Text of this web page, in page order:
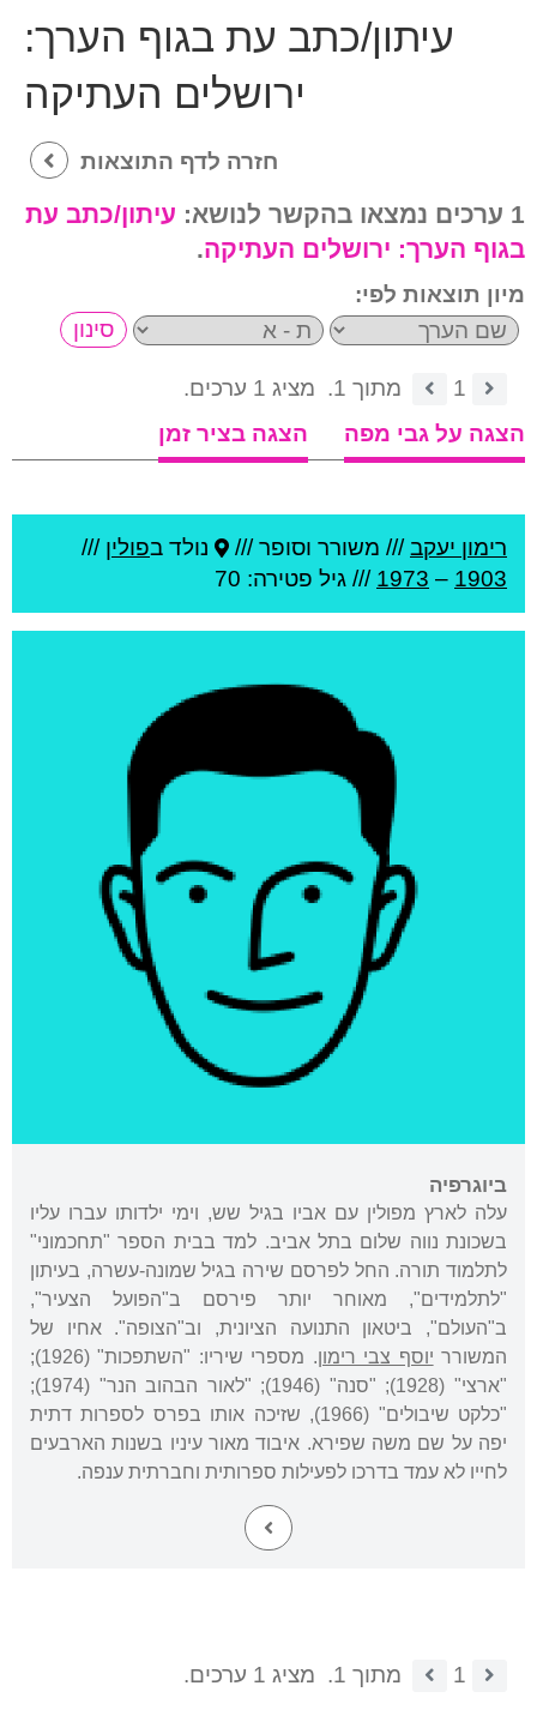
עיתון/כתב עת בגוף הערך:
ירושלים העתיקה
חזרה לדף התוצאות
1 ערכים נמצאו בהקשר לנושא:
עיתון/כתב עת
בגוף הערך: ירושלים העתיקה.
מיון תוצאות לפי:
1 מתוך 1.
מציג 1 ערכים.
הצגה על גבי מפה
הצגה בציר זמן
רימון יעקב/// משורר וסופר /// נולד בפולין ///
1903
–
1973 /// גיל פטירה: 70
ביוגרפיה
עלה לארץ מפולין עם אביו בגיל שש, וימי ילדותו עברו עליו
בשכונת נווה שלום בתל אביב. למד בבית הספר "תחכמוני"
לתלמוד תורה. החל לפרסם שירה בגיל שמונה-עשרה, בעיתון
"לתלמידים", מאוחר יותר פירסם ב"הפועל הצעיר",
ב"העולם", ביטאון התנועה הציונית, וב"הצופה". אחיו של
המשורר יוסף צבי רימון
. מספרי שיריו: "השתפכות" (1926);
"ארצי" (1928); "סנה" (1946); "לאור הבהוב הנר" (1974);
"כלקט שיבולים" (1966), שזיכה אותו בפרס לספרות דתית
יפה על שם משה שפירא. איבוד מאור עיניו בשנות הארבעים
לחייו לא עמד בדרכו לפעילות ספרותית וחברתית ענפה.
1 מתוך 1. מציג 1 ערכים.